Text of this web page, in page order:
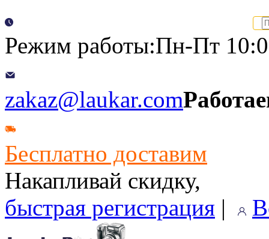
Режим работы:Пн-Пт
zakaz@laukar.com
Бесплатно доставим
Накапливай скидку,
быстрая регистрация |